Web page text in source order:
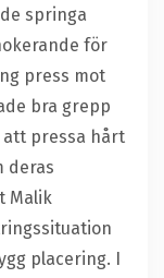
springa
för
press mot
bra grepp
att pressa hårt
deras
Malik
placering. I